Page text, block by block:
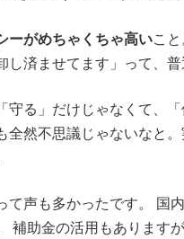
ーがめちゃくちゃ高いこ
済ませてます」って、普
る」だけじゃなくて、
全然不思議じゃないなと
声も多かったです。 国
補助金の活用もあります